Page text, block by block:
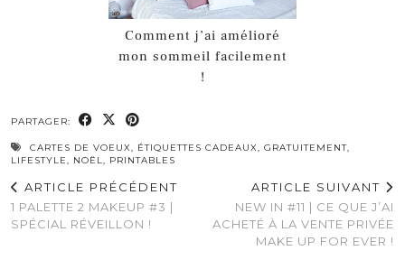
Comment j’ai amélioré
mon sommeil facilement
!
PARTAGER:
CARTES DE VOEUX, ÉTIQUETTES CADEAUX, GRATUITEMENT,
LIFESTYLE, NOËL, PRINTABLES
ARTICLE PRÉCÉDENT
1 PALETTE 2 MAKEUP #3 |
SPÉCIAL RÉVEILLON !
ARTICLE SUIVANT
NEW IN #11 | CE QUE J’AI
ACHETÉ À LA VENTE PRIVÉE
MAKE UP FOR EVER !